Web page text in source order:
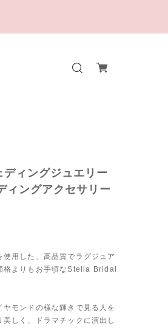
ィングジュエリー
ィングアクセサリー
用した、高品質でラグジュア
格よりもお手頃なStella Bridal
モンドの様な輝きで見る人を
しく、ドラマチックに演出し